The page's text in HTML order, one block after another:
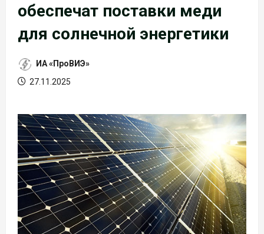
обеспечат поставки меди
для солнечной энергетики
ИА «ПроВИЭ»
27.11.2025